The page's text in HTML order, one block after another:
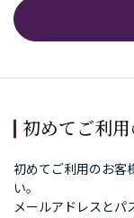
初めてご利
初めてご利用のお客
い。
メールアドレスと